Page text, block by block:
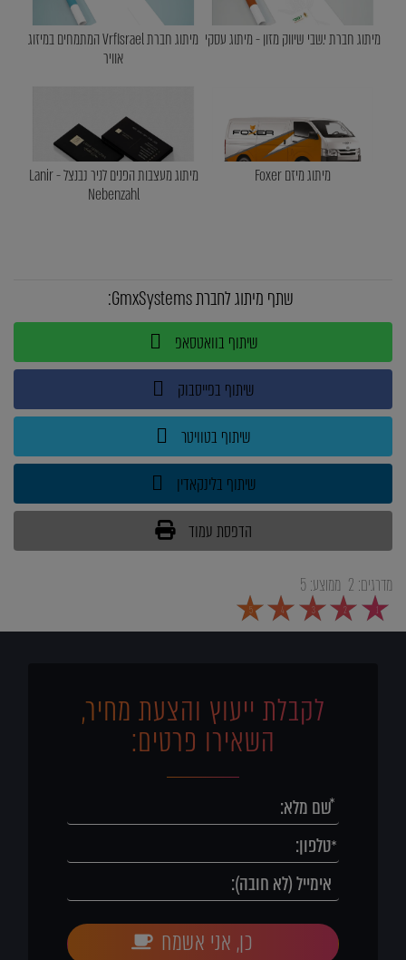
מיתוג חברת י.שבי שיווק מזון - מיתוג עסקי
מיתוג חברת VrfIsrael המתמחים במיזוג
אוויר
מיתוג מיזם Foxer
מיתוג מעצבות הפנים לניר נבנצל - Lanir
Nebenzahl
שתף מיתוג לחברת GmxSystems:
שיתוף בוואטסאפ
שיתוף בפייסבוק
שיתוף בטוויטר
שיתוף בלינקאדין
הדפסת עמוד
מדרגים: 2 ממוצע:5
1
2
3
4
5
לקבלת ייעוץ והצעת מחיר,
השאירו פרטים:
כן, אני אשמח